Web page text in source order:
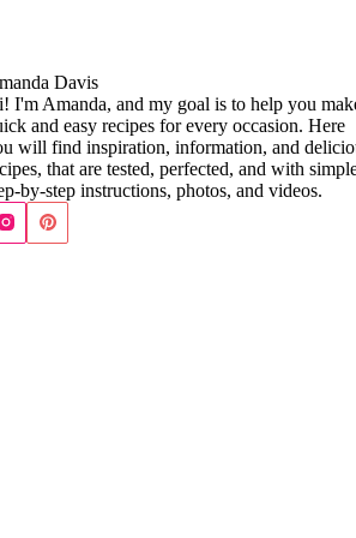
Davis
I'm Amanda, and my goal is to help you
and easy recipes for every occasion. Here
will find inspiration, information, and
that are tested, perfected, and with
by-step instructions, photos, and videos.